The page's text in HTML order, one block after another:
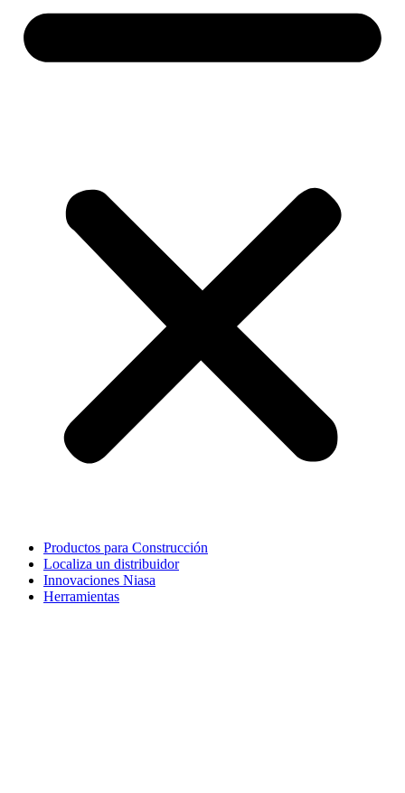
Productos para Construcción
Localiza un distribuidor
Innovaciones Niasa
Herramientas